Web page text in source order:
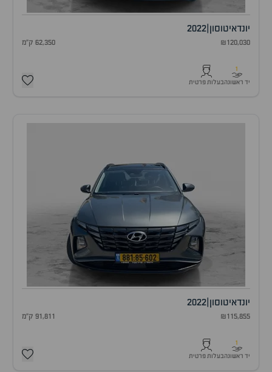
יונדאיטוסון 2022
₪120,030 62,350 ק"מ
1
יד ראשונהבעלות פרטית
יונדאיטוסון 2022
₪115,855 91,811 ק"מ
1
יד ראשונהבעלות פרטית